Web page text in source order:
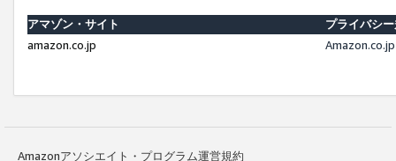
アマゾン・サイト
プライバシ
amazon.co.jp
Amazonアソシエイト・プログラム運営規約